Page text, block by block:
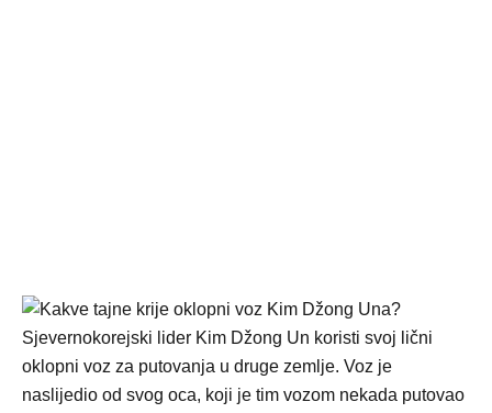
Sjevernokorejski lider Kim Džong Un koristi svoj lični
oklopni voz za putovanja u druge zemlje. Voz je
naslijedio od svog oca, koji je tim vozom nekada putovao